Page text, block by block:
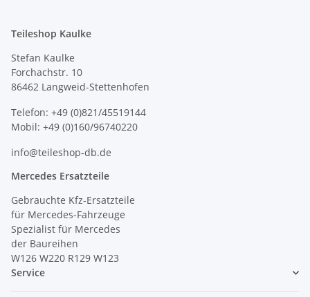
Teileshop Kaulke
Stefan Kaulke
Forchachstr. 10
86462 Langweid-Stettenhofen
Telefon: +49 (0)821/45519144
Mobil: +49 (0)160/96740220
info@teileshop-db.de
Mercedes Ersatzteile
Gebrauchte Kfz-Ersatzteile
für Mercedes-Fahrzeuge
Spezialist für Mercedes
der Baureihen
W126 W220 R129 W123
Service